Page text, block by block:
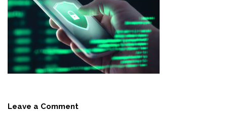
Leave a Comment